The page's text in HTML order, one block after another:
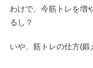
わけで、今筋トレを増
るし？
いや、筋トレの仕方(鍛